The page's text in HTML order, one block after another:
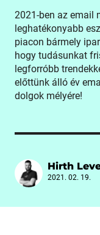
2021-ben az email
leghatékonyabb
piacon bármely
hogy tudásunkat
legforróbb
előttünk álló év
dolgok mélyére!
Hirth
2021. 02. 19.